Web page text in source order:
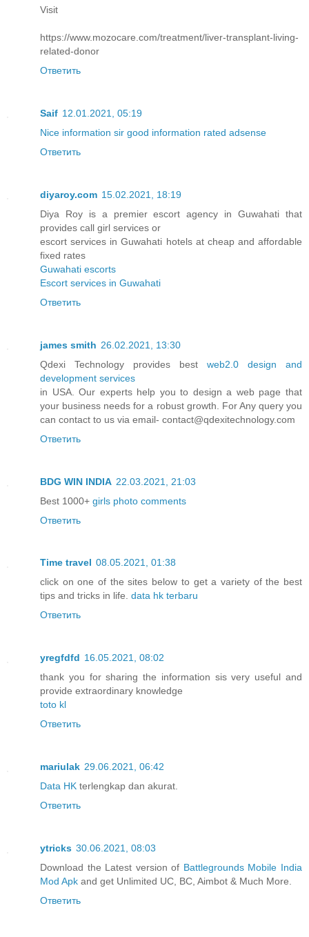
Visit
https://www.mozocare.com/treatment/liver-transplant-living-
related-donor
Ответить
Saif 12.01.2021, 05:19
Nice information sir good information rated adsense
Ответить
diyaroy.com 15.02.2021, 18:19
Diya Roy is a premier escort agency in Guwahati that
provides call girl services or
escort services in Guwahati hotels at cheap and affordable
fixed rates
Guwahati escorts
Escort services in Guwahati
Ответить
james smith 26.02.2021, 13:30
Qdexi Technology provides best web2.0 design and
development services
in USA. Our experts help you to design a web page that
your business needs for a robust growth. For Any query you
can contact to us via email- contact@qdexitechnology.com
Ответить
BDG WIN INDIA 22.03.2021, 21:03
Best 1000+ girls photo comments
Ответить
Time travel 08.05.2021, 01:38
click on one of the sites below to get a variety of the best
tips and tricks in life. data hk terbaru
Ответить
yregfdfd 16.05.2021, 08:02
thank you for sharing the information sis very useful and
provide extraordinary knowledge
toto kl
Ответить
mariulak 29.06.2021, 06:42
Data HK terlengkap dan akurat.
Ответить
ytricks 30.06.2021, 08:03
Download the Latest version of Battlegrounds Mobile India
Mod Apk and get Unlimited UC, BC, Aimbot & Much More.
Ответить